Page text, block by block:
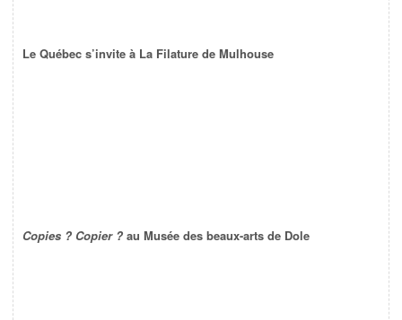
Le Québec s’invite à La Filature de Mulhouse
Copies ? Copier ? au Musée des beaux-arts de Dole